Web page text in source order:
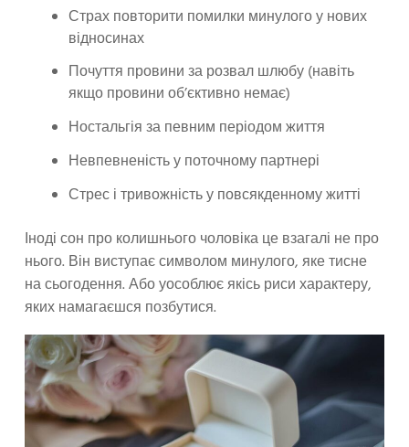
Страх повторити помилки минулого у нових
відносинах
Почуття провини за розвал шлюбу (навіть
якщо провини об’єктивно немає)
Ностальгія за певним періодом життя
Невпевненість у поточному партнері
Стрес і тривожність у повсякденному житті
Іноді сон про колишнього чоловіка це взагалі не про
нього. Він виступає символом минулого, яке тисне
на сьогодення. Або уособлює якісь риси характеру,
яких намагаєшся позбутися.